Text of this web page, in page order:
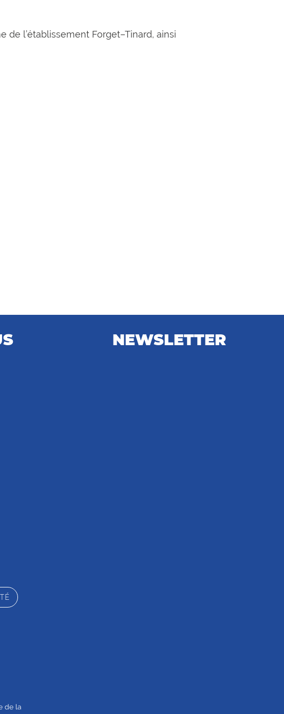
de l’établissement Forget–Tinard, ainsi
de la
NEWSLETTER